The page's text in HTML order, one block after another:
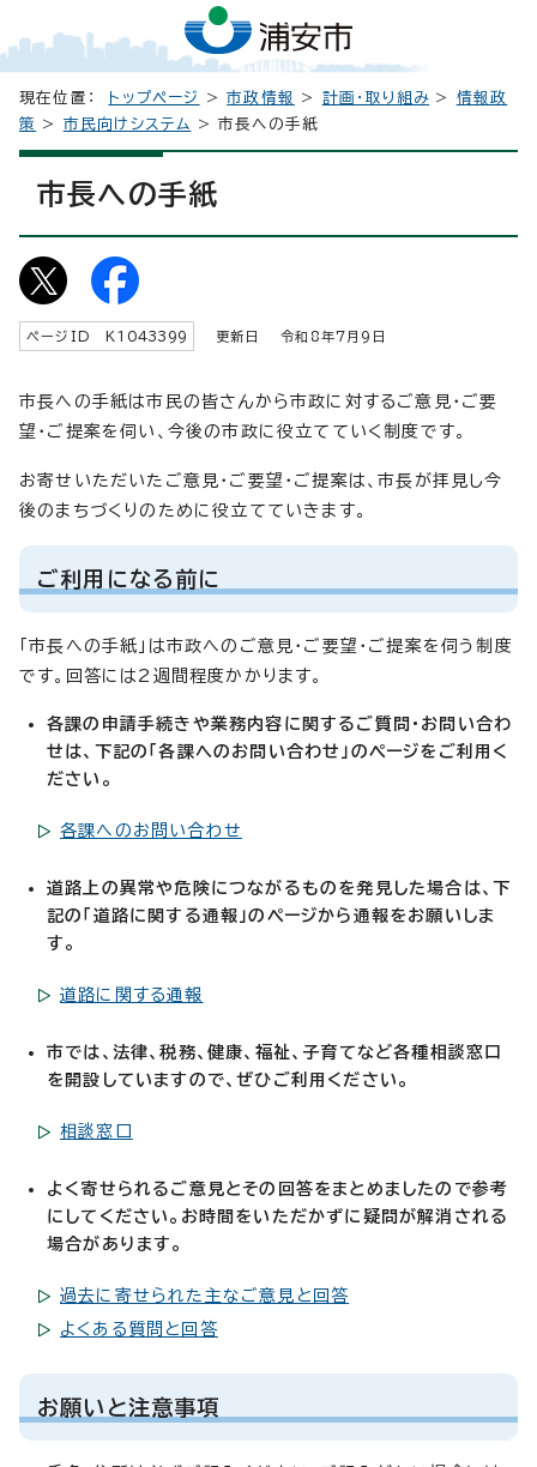
現在位置： トップページ >市政情報 > 計画・取り組み > 情報政
策
> 市民向けシステム > 市長への手紙
市長への手紙
ページID K 1043399 更新日 令和8年7月9日
市長への手紙は市民の皆さんから市政に対するご意見・ご要
望・ご提案を伺い、今後の市政に役立てていく制度です。
お寄せいただいたご意見・ご要望・ご提案は、市長が拝見し今
後のまちづくりのために役立てていきます。
ご利用になる前に
「市長への手紙」は市政へのご意見・ご要望・ご提案を伺う制度
です。回答には2週間程度かかります。
各課の申請手続きや業務内容に関するご質問・お問い合わ
せは、下記の「各課へのお問い合わせ」のページをご利用く
ださい。
各課へのお問い合わせ
道路上の異常や危険につながるものを発見した場合は、下
記の「道路に関する通報」のページから通報をお願いしま
す。
道路に関する通報
市では、法律、税務、健康、福祉、子育てなど各種相談窓口
を開設していますので、ぜひご利用ください。
相談窓口
よく寄せられるご意見とその回答をまとめましたので参考
にしてください。お時間をいただかずに疑問が解消される
場合があります。
過去に寄せられた主なご意見と回答
よくある質問と回答
お願いと注意事項